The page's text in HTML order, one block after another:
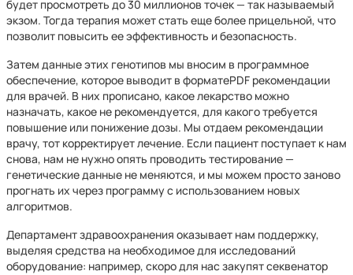
будет просмотреть до 30 миллионов точек — так называемый
экзом. Тогда терапия может стать еще более прицельной, что
позволит повысить ее эффективность и безопасность.
Затем данные этих генотипов мы вносим в программное
обеспечение, которое выводит в форматеPDF рекомендации
для врачей. В них прописано, какое лекарство можно
назначать, какое не рекомендуется, для какого требуется
повышение или понижение дозы. Мы отдаем рекомендации
врачу, тот корректирует лечение. Если пациент поступает к нам
снова, нам не нужно опять проводить тестирование —
генетические данные не меняются, и мы можем просто заново
прогнать их через программу с использованием новых
алгоритмов.
Департамент здравоохранения оказывает нам поддержку,
выделяя средства на необходимое для исследований
оборудование: например, скоро для нас закупят секвенатор